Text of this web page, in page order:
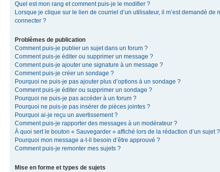
Quel est mon rang et comment puis-je le modifier ?
Lorsque je clique sur le lien de courriel d’un utilisateur, il m’est demandé de
connecter ?
Problèmes de publication
Comment puis-je publier un sujet dans un forum ?
Comment puis-je éditer ou supprimer un message ?
Comment puis-je ajouter une signature à un message ?
Comment puis-je créer un sondage ?
Pourquoi ne puis-je pas ajouter plus d’options à un sondage ?
Comment puis-je éditer ou supprimer un sondage ?
Pourquoi ne puis-je pas accéder à un forum ?
Pourquoi ne puis-je pas insérer de pièces jointes ?
Pourquoi ai-je reçu un avertissement ?
Comment puis-je rapporter des messages à un modérateur ?
À quoi sert le bouton « Sauvegarder » affiché lors de la rédaction d’un sujet ?
Pourquoi mon message a-t-il besoin d’être approuvé ?
Comment puis-je remonter mes sujets ?
Mise en forme et types de sujets